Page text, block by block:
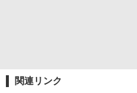
関連リンク